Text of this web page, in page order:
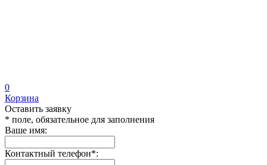
0
Корзина
Оставить заявку
* поле, обязательное для заполнения
Ваше имя:
Контактный телефон*: